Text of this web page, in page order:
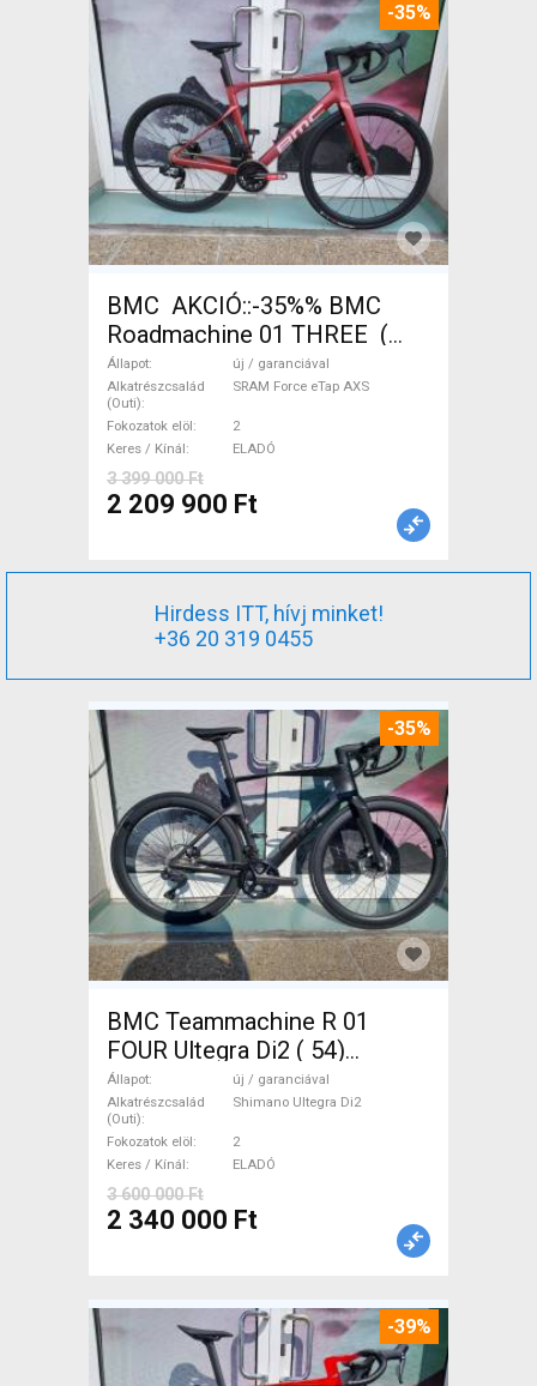
-35%
BMC AKCIÓ::-35%% BMC
Roadmachine 01 THREE (
54) Országúti SRAM Force
eTap AXS tárcsafék új /
garanciával ELADÓ
Állapot
új / garanciával
Alkatrészcsalád
(Outi)
SRAM Force eTap AXS
Fokozatok elöl
2
Keres / Kínál
ELADÓ
3 399 000 Ft
2 209 900 Ft
Hirdess ITT, hívj minket!
+36 20 319 0455
-35%
BMC Teammachine R 01
FOUR Ultegra Di2 ( 54)
Országúti Shimano Ultegra
Di2 tárcsafék új / garanciával
ELADÓ
Állapot
új / garanciával
Alkatrészcsalád
(Outi)
Shimano Ultegra Di2
Fokozatok elöl
2
Keres / Kínál
ELADÓ
3 600 000 Ft
2 340 000 Ft
-39%